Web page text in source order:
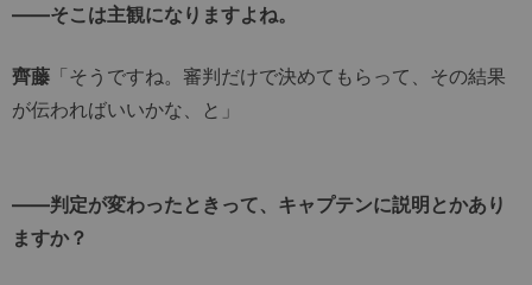
――そこは主観になりますよね。
齊藤 「そうですね。審判だけで決めてもらって、その結果
が伝わればいいかな、と」
――判定が変わったときって、キャプテンに説明とかあり
ますか？